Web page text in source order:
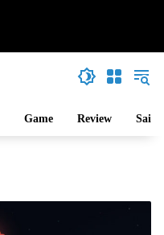
Game Review Sains